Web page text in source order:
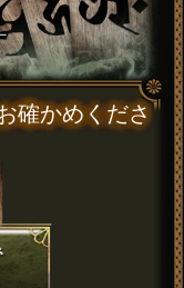
確かめくださ